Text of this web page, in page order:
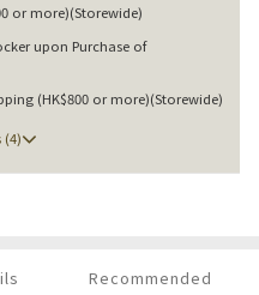
or more)(Storewide)
upon Purchase of
(HK$800 or more)(Storewide)
(4)
Recommended